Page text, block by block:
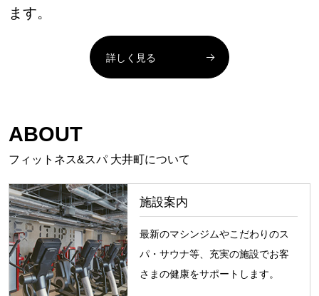
ます。
詳しく見る
ABOUT
フィットネス&スパ 大井町について
施設案内
最新のマシンジムやこだわりのス
パ・サウナ等、充実の施設でお客
さまの健康をサポートします。